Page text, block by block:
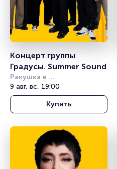
Концерт группы
Градусы. Summer Sound
Ракушка в
Александровском саду
9 авг, вс, 19:00
Купить